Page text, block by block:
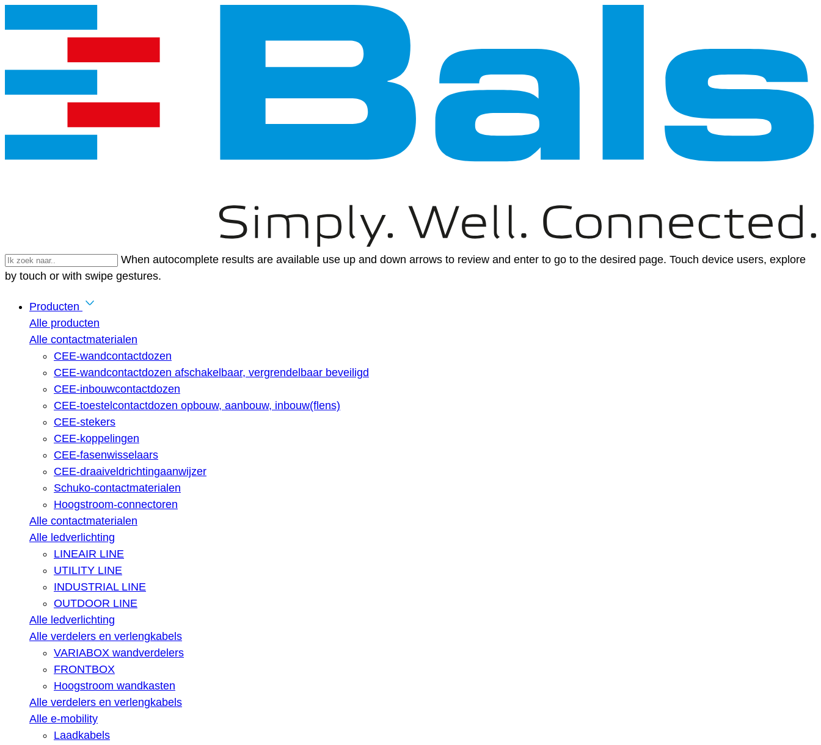
When autocomplete results are available use up and down arrows to review and enter to go to the desired page. Touch device users, explore
by touch or with swipe gestures.
Producten
Alle producten
Alle contactmaterialen
CEE-wandcontactdozen
CEE-wandcontactdozen afschakelbaar, vergrendelbaar beveiligd
CEE-inbouwcontactdozen
CEE-toestelcontactdozen opbouw, aanbouw, inbouw(flens)
CEE-stekers
CEE-koppelingen
CEE-fasenwisselaars
CEE-draaiveldrichtingaanwijzer
Schuko-contactmaterialen
Hoogstroom-connectoren
Alle contactmaterialen
Alle ledverlichting
LINEAIR LINE
UTILITY LINE
INDUSTRIAL LINE
OUTDOOR LINE
Alle ledverlichting
Alle verdelers en verlengkabels
VARIABOX wandverdelers
FRONTBOX
Hoogstroom wandkasten
Alle verdelers en verlengkabels
Alle e-mobility
Laadkabels